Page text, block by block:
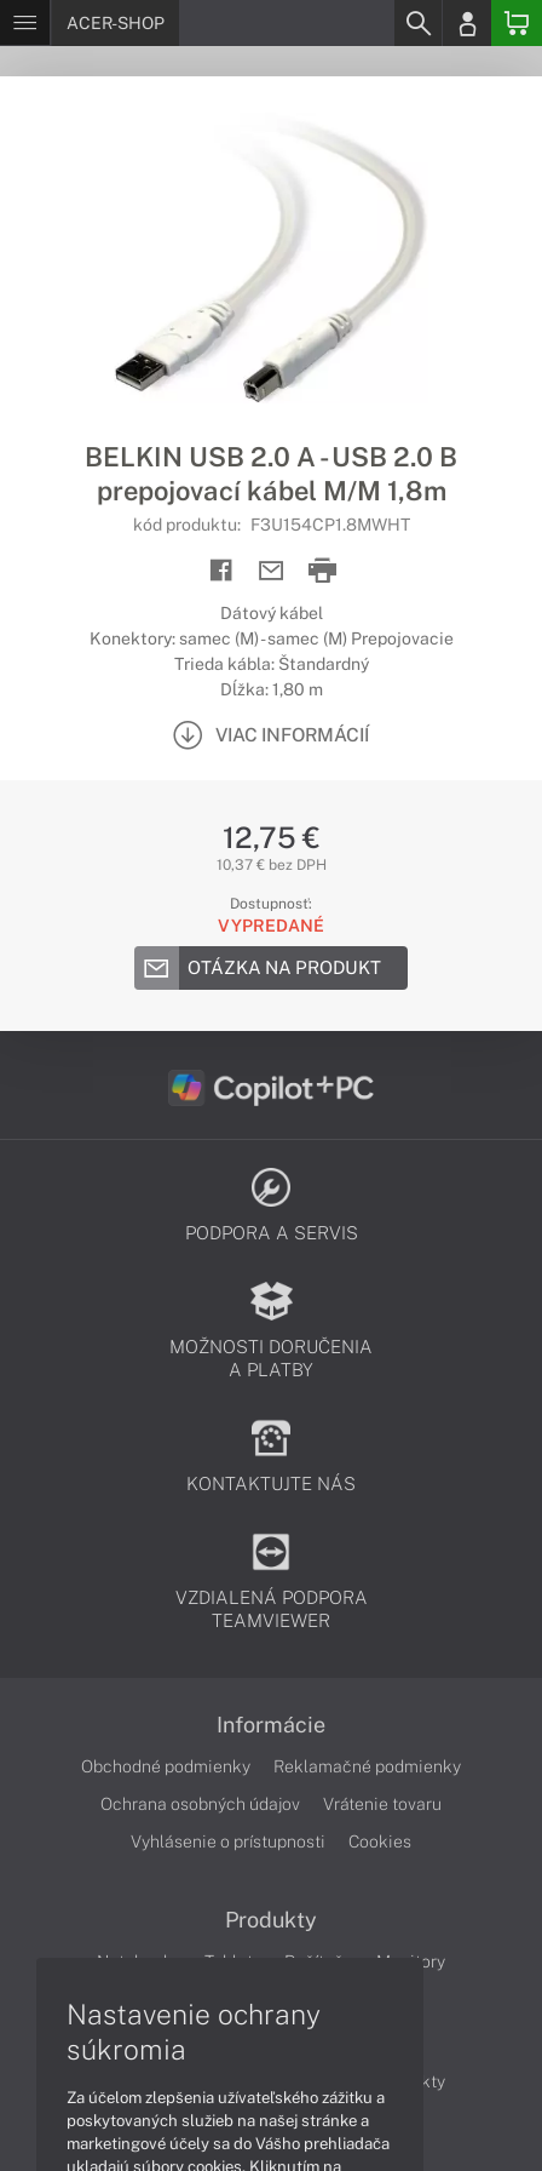
ACER-SHOP
BELKIN USB 2.0 A - USB 2.0 B
prepojovací kábel M/M 1,8m
kód produktu: F3U154CP1.8MWHT
Dátový kábel
Konektory: samec (M) - samec (M) Prepojovacie
Trieda kábla: Štandardný
Dĺžka: 1,80 m
VIAC INFORMÁCIÍ
12,75 €
10,37 € bez DPH
Dostupnosť:
VYPREDANÉ
OTÁZKA NA PRODUKT
PODPORA A SERVIS
MOŽNOSTI DORUČENIA
A PLATBY
KONTAKTUJTE NÁS
VZDIALENÁ PODPORA
TEAMVIEWER
Informácie
Obchodné podmienky
Reklamačné podmienky
Ochrana osobných údajov
Vrátenie tovaru
Vyhlásenie o prístupnosti
Cookies
Produkty
Notebooky Tablety Počítače Monitory
Produkty
Technológie
Videá
Nastavenie ochrany
súkromia
Za účelom zlepšenia užívateľského zážitku a
poskytovaných služieb na našej stránke a
marketingové účely sa do Vášho prehliadača
ukladajú súbory cookies. Kliknutím na